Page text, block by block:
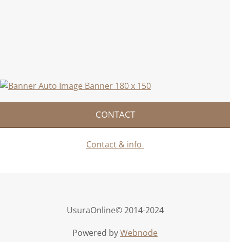
CONTACT
Contact & info
UsuraOnline© 2014-2024
Powered byWebnode